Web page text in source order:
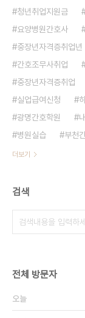
청년취업지원금
요양병원간호사
중장년자격증취업년
간호조무사취업
중장년자격증취업
실업급여신청
광명간호학원
병원실습
부천
더보기
검색
전체 방문자
오늘